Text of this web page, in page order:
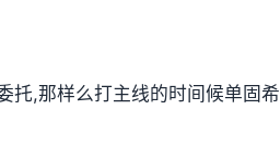
托,那样么打主线的时间候单固